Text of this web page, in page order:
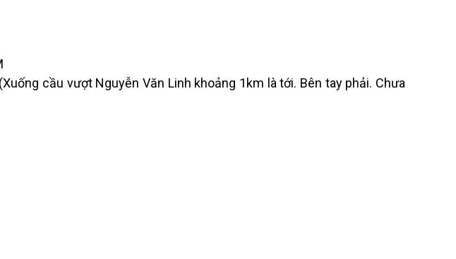
CỬA GIẤU KHUÔN
cầu vượt Nguyễn Văn Linh khoảng 1km là tới. Bên tay phải. Chưa